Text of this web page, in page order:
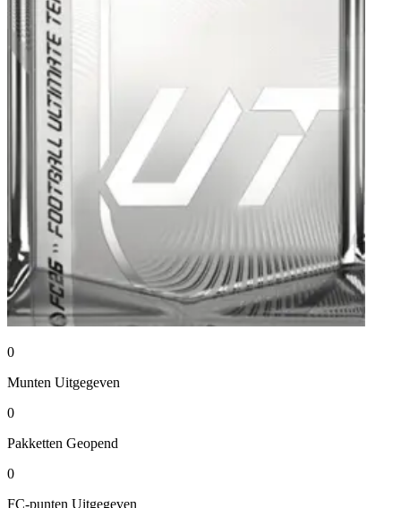
0
Munten Uitgegeven
0
Pakketten Geopend
0
FC-punten Uitgegeven